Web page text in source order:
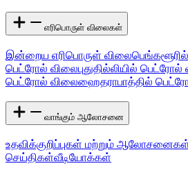
எரிபொருள் விலைகள்
இன்றைய எரிபொருள் விலை
பெட்ரோல் விலைபுதுதில்லியில்
பெட்ரோல் விலைஹைதராபாத்தில்
வாங்கும் ஆலோசனை
உதவிக்குறிப்புகள் மற்றும்
செய்திகள்வீடியோக்கள்